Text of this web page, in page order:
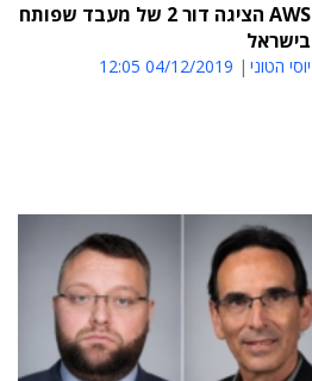
AWS הציגה דור 2 של מעבד שפותח
בישראל
יוסי הטוני 04/12/2019 12:05